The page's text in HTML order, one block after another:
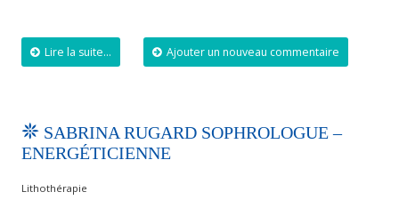
Lire la suite... Ajouter un nouveau commentaire
SABRINA RUGARD SOPHROLOGUE –
ENERGÉTICIENNE
Lithothérapie